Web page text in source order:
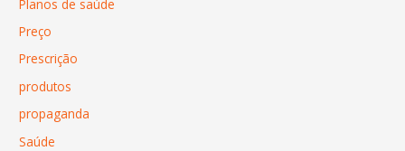
Planos de saúde
Preço
Prescrição
produtos
propaganda
Saúde